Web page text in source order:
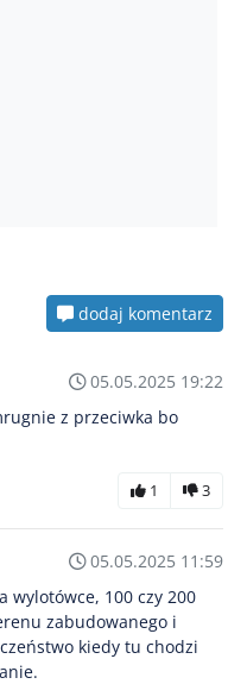
dodaj komentarz
05.05.2025 19:22
z przeciwka bo
1 3
05.05.2025 11:59
wylotówce, 100 czy 200
zabudowanego i
kiedy tu chodzi